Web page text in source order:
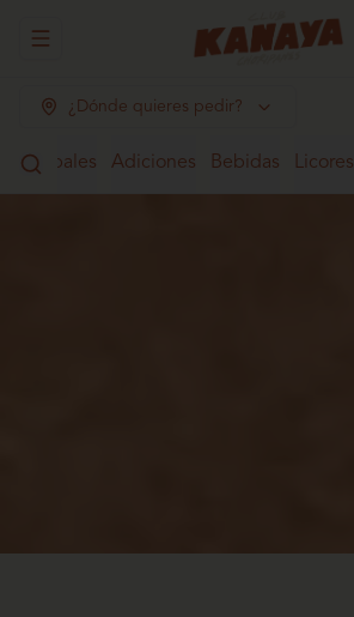
Abrir menu de navegación
¿Dónde quieres pedir?
Principales Adiciones Bebidas Licores